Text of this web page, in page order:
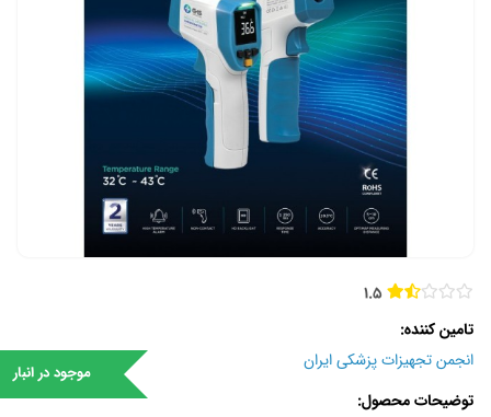
1.5
موجود در انبار
تامین کننده
انجمن تجهیزات پزشکی ایران
توضیحات محصول